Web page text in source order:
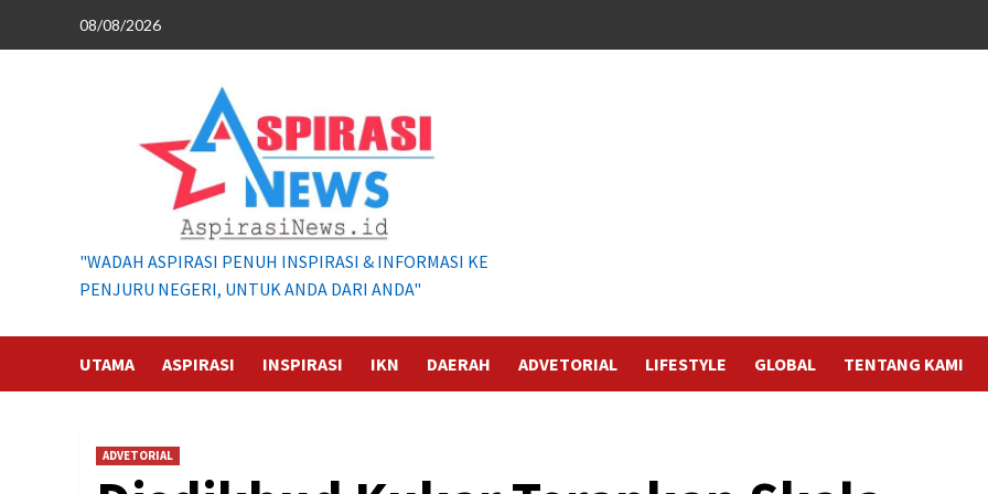
08/08/2026
"WADAH ASPIRASI PENUH INSPIRASI & INFORMASI KE
PENJURU NEGERI, UNTUK ANDA DARI ANDA"
UTAMA ASPIRASI INSPIRASI IKN DAERAH ADVETORIAL LIFESTYLE GLOBAL TENTANG KAMI
ADVETORIAL